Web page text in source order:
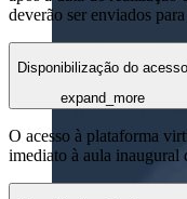
deverão ser enviados
Disponibilização do acesso
expand_more
O acesso à plataforma
imediato à aula inaugural